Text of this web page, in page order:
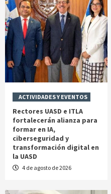
ACTIVIDADES Y EVENTOS
Rectores UASD e ITLA
fortalecerán alianza para
formar en IA,
ciberseguridad y
transformación digital en
la UASD
4 de agosto de 2026